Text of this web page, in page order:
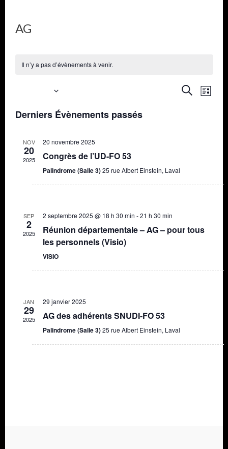
AG
Il n’y a pas d’évènements à venir.
vues
Recherche
Liste
une
Derniers Évènements passés
NOV
20
2025
20 novembre 2025
Congrès de l’UD-FO 53
Palindrome (Salle 3)25 rue Albert Einstein, Laval
SEP
2
2025
2 septembre 2025 @ 18 h 30 min -21 h 30 min
Réunion départementale – AG – pour tous
les personnels (Visio)
VISIO
JAN
29
2025
29 janvier 2025
AG des adhérents SNUDI-FO 53
Palindrome (Salle 3)25 rue Albert Einstein, Laval